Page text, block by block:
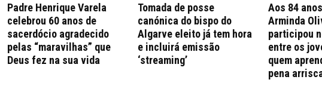
Padre Henrique Varela
celebrou 60 anos de
sacerdócio agradecido
pelas “maravilhas” que
Deus fez na sua vida
Tomada de posse
canónica do bispo do
Algarve eleito já tem hora
e incluirá emissão
‘streaming’
Aos 84
Arminda
participou
entre os
quem
pena